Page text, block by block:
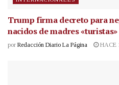
Trump firma decreto para
nacidos de madres «turistas»
por Redacción Diario La Página HACE